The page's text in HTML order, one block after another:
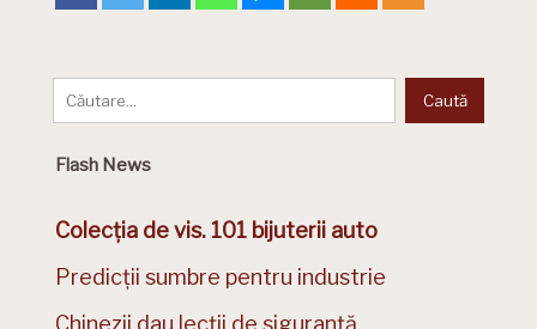
Flash News
Colecția de vis. 101 bijuterii auto
Predicții sumbre pentru industrie
Chinezii dau lecții de siguranță